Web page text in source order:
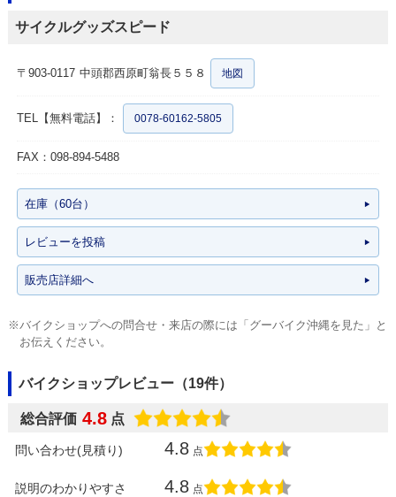
サイクルグッズスピード
〒903-0117 中頭郡西原町翁長５５８ 地図
TEL【無料電話】： 0078-60162-5805
FAX：098-894-5488
在庫（60台）
レビューを投稿
販売店詳細へ
※バイクショップへの問合せ・来店の際には「グーバイク沖縄を見た」と
お伝えください。
バイクショップレビュー（19件）
総合評価 4.8 点
問い合わせ(見積り) 4.8 点
説明のわかりやすさ 4.8 点